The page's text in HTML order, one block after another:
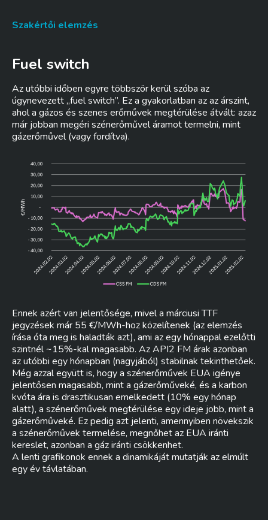
Szakértői elemzés
Fuel switch
Az utóbbi időben egyre többször kerül szóba az
úgynevezett „fuel switch”. Ez a gyakorlatban az az árszint,
ahol a gázos és szenes erőművek megtérülése átvált: azaz
már jobban megéri szénerőművel áramot termelni, mint
gázerőművel (vagy fordítva).
Ennek azért van jelentősége, mivel a márciusi TTF
jegyzések már 55 €/MWh-hoz közelítenek (az elemzés
írása óta meg is haladták azt), ami az egy hónappal ezelőtti
szintnél ~15%-kal magasabb. Az API2 FM árak azonban
az utóbbi egy hónapban (nagyjából) stabilnak tekinthetőek.
Még azzal együtt is, hogy a szénerőművek EUA igénye
jelentősen magasabb, mint a gázerőműveké, és a karbon
kvóta ára is drasztikusan emelkedett (10% egy hónap
alatt), a szénerőművek megtérülése egy ideje jobb, mint a
gázerőműveké. Ez pedig azt jelenti, amennyiben növekszik
a szénerőművek termelése, megnőhet az EUA iránti
kereslet, azonban a gáz iránti csökkenhet.
A lenti grafikonok ennek a dinamikáját mutatják az elmúlt
egy év távlatában.